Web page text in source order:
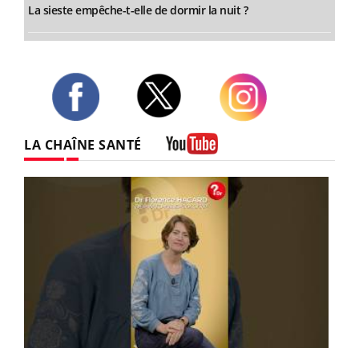
La sieste empêche-t-elle de dormir la nuit ?
LA CHAÎNE SANTÉ